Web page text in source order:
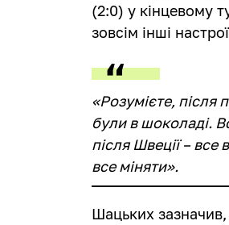
(2:0) у кінцевому
зовсім інші
«Розумієте, після
були в шоколаді.
після Швеції – все
все міняти».
Шацьких